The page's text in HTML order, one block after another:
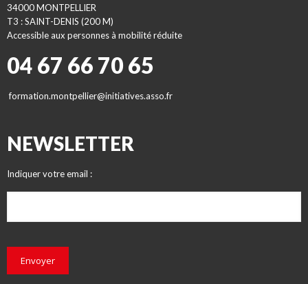
34000 MONTPELLIER
T3 : SAINT-DENIS (200 M)
Accessible aux personnes à mobilité réduite
04 67 66 70 65
formation.montpellier@initiatives.asso.fr
NEWSLETTER
Indiquer votre email :
Envoyer